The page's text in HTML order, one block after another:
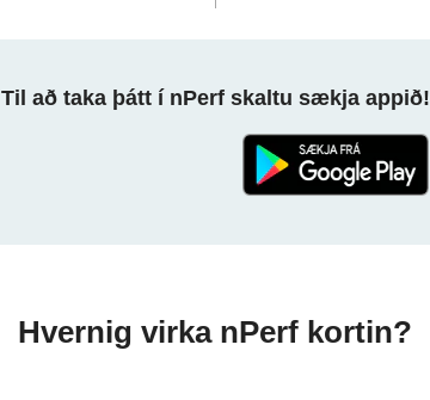
Til að taka þátt í nPerf skaltu sækja appið!
Hvernig virka nPerf kortin?